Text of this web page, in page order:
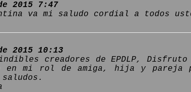
2015 7:47
va mi saludo cordial a todos
2015 10:13
creadores de EPDLP,
en mi rol de amiga, hija y